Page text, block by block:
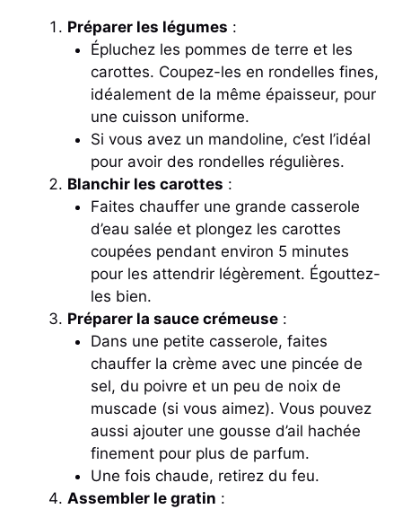
Préparer les légumes :
Épluchez les pommes de terre et les
carottes. Coupez-les en rondelles fines,
idéalement de la même épaisseur, pour
une cuisson uniforme.
Si vous avez un mandoline, c’est l’idéal
pour avoir des rondelles régulières.
Blanchir les carottes :
Faites chauffer une grande casserole
d’eau salée et plongez les carottes
coupées pendant environ 5 minutes
pour les attendrir légèrement. Égouttez-
les bien.
Préparer la sauce crémeuse :
Dans une petite casserole, faites
chauffer la crème avec une pincée de
sel, du poivre et un peu de noix de
muscade (si vous aimez). Vous pouvez
aussi ajouter une gousse d’ail hachée
finement pour plus de parfum.
Une fois chaude, retirez du feu.
Assembler le gratin :